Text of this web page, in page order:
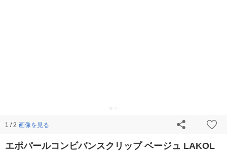
1 / 2 画像を見る
エポパールコンビバンスクリップ ベージュ LAKOL